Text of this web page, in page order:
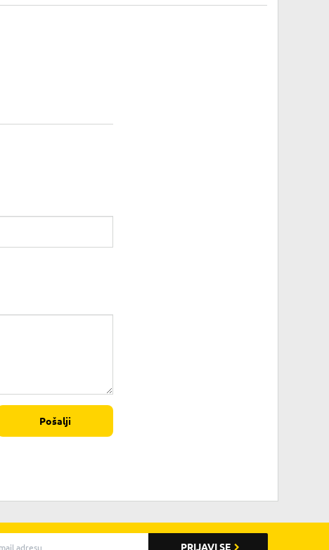
Pošalji
PRIJAVI SE